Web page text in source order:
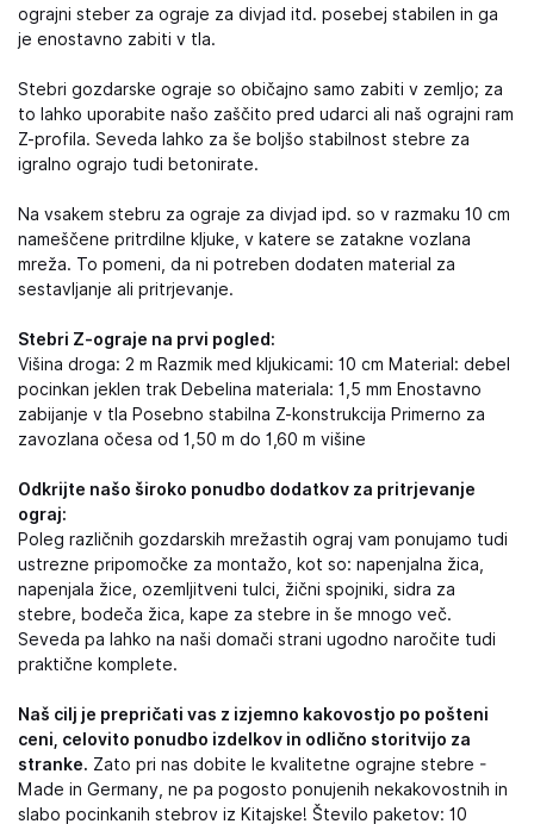
ograjni steber za ograje za divjad itd. posebej stabilen in ga
je enostavno zabiti v tla.
Stebri gozdarske ograje so običajno samo zabiti v zemljo; za
to lahko uporabite našo zaščito pred udarci ali naš ograjni ram
Z-profila. Seveda lahko za še boljšo stabilnost stebre za
igralno ograjo tudi betonirate.
Na vsakem stebru za ograje za divjad ipd. so v razmaku 10 cm
nameščene pritrdilne kljuke, v katere se zatakne vozlana
mreža. To pomeni, da ni potreben dodaten material za
sestavljanje ali pritrjevanje.
Stebri Z-ograje na prvi pogled:
Višina droga: 2 m Razmik med kljukicami: 10 cm Material: debel
pocinkan jeklen trak Debelina materiala: 1,5 mm Enostavno
zabijanje v tla Posebno stabilna Z-konstrukcija Primerno za
zavozlana očesa od 1,50 m do 1,60 m višine
Odkrijte našo široko ponudbo dodatkov za pritrjevanje
ograj:
Poleg različnih gozdarskih mrežastih ograj vam ponujamo tudi
ustrezne pripomočke za montažo, kot so: napenjalna žica,
napenjala žice, ozemljitveni tulci, žični spojniki, sidra za
stebre, bodeča žica, kape za stebre in še mnogo več.
Seveda pa lahko na naši domači strani ugodno naročite tudi
praktične komplete.
Naš cilj je prepričati vas z izjemno kakovostjo po pošteni
ceni, celovito ponudbo izdelkov in odlično storitvijo za
stranke. Zato pri nas dobite le kvalitetne ograjne stebre -
Made in Germany, ne pa pogosto ponujenih nekakovostnih in
slabo pocinkanih stebrov iz Kitajske! Število paketov: 10